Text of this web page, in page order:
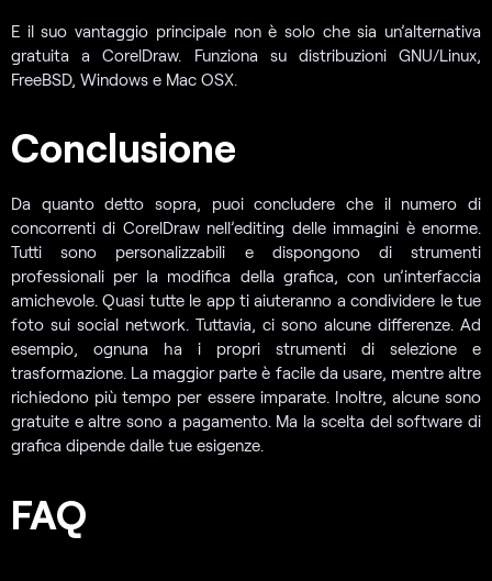
E il suo vantaggio principale non è solo che sia un’alternativa
gratuita a CorelDraw. Funziona su distribuzioni GNU/Linux,
FreeBSD, Windows e Mac OSX.
Conclusione
Da quanto detto sopra, puoi concludere che il numero di
concorrenti di CorelDraw nell’editing delle immagini è enorme.
Tutti sono personalizzabili e dispongono di strumenti
professionali per la modifica della grafica, con un’interfaccia
amichevole. Quasi tutte le app ti aiuteranno a condividere le tue
foto sui social network. Tuttavia, ci sono alcune differenze. Ad
esempio, ognuna ha i propri strumenti di selezione e
trasformazione. La maggior parte è facile da usare, mentre altre
richiedono più tempo per essere imparate. Inoltre, alcune sono
gratuite e altre sono a pagamento. Ma la scelta del software di
grafica dipende dalle tue esigenze.
FAQ